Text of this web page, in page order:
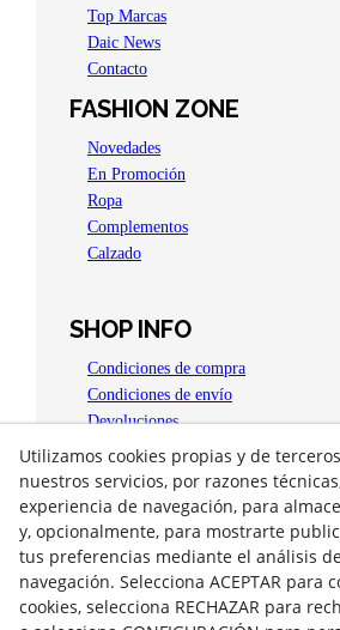
Top Marcas
Daic News
Contacto
FASHION ZONE
Novedades
En Promoción
Ropa
Complementos
Calzado
SHOP INFO
Condiciones de compra
Condiciones de envío
Devoluciones
Aviso legal
Política de privacidad
Política de Cookies
OPEN 4 YOU
Plaça del Carme, 15
25300 Tàrrega(Lleida)España
973 310 556
Utilizamos cookies propias y de
nuestros servicios, por razones
experiencia de navegación, para
y, opcionalmente, para mostrarte
tus preferencias mediante el análisis
navegación. Selecciona ACEPTAR para
cookies, selecciona RECHAZAR para